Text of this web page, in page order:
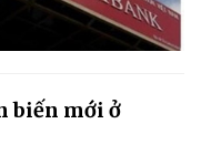
biến mới ở